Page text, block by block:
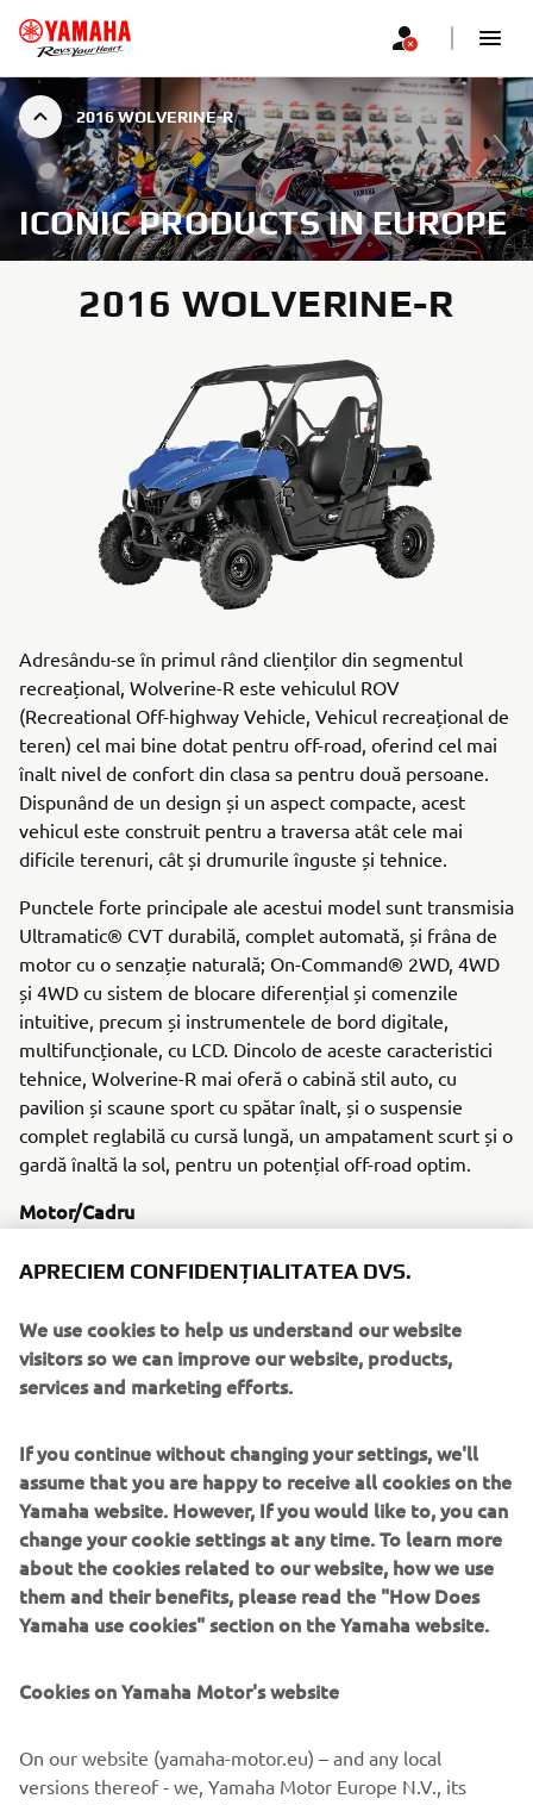
2016 WOLVERINE-R
ICONIC PRODUCTS IN EUROPE
2016 WOLVERINE-R
Adresându-se în primul rând clienților din segmentul
recreațional, Wolverine-R este vehiculul ROV
(Recreational Off-highway Vehicle, Vehicul recreațional de
teren) cel mai bine dotat pentru off-road, oferind cel mai
înalt nivel de confort din clasa sa pentru două persoane.
Dispunând de un design și un aspect compacte, acest
vehicul este construit pentru a traversa atât cele mai
dificile terenuri, cât și drumurile înguste și tehnice.
Punctele forte principale ale acestui model sunt transmisia
Ultramatic® CVT durabilă, complet automată, și frâna de
motor cu o senzație naturală; On-Command® 2WD, 4WD
și 4WD cu sistem de blocare diferențial și comenzile
intuitive, precum și instrumentele de bord digitale,
multifuncționale, cu LCD. Dincolo de aceste caracteristici
tehnice, Wolverine-R mai oferă o cabină stil auto, cu
pavilion și scaune sport cu spătar înalt, și o suspensie
complet reglabilă cu cursă lungă, un ampatament scurt și o
gardă înaltă la sol, pentru un potențial off-road optim.
Motor/Cadru
puternic, de 708 cmc, cu un singur cilindru. Șasiul și cabina
unghiuri optimizate de atac și de degajare, permițând
șoferului și pasagerului să navigheze pe terenuri extreme
și drumuri tehnice pe care alte vehicule nu au curaj să se
2016 YXZ1000R
Informațiile și/sau imaginile de pe aceste pagini web nu
pot fi utilizate în scopuri comerciale sau necomerciale fără
APRECIEM CONFIDENȚIALITATEA DVS.
We use cookies to help us understand our website
visitors so we can improve our website, products,
services and marketing efforts.
If you continue without changing your settings, we'll
assume that you are happy to receive all cookies on the
Yamaha website. However, If you would like to, you can
change your cookie settings at any time. To learn more
about the cookies related to our website, how we use
them and their benefits, please read the "How Does
Yamaha use cookies" section on the Yamaha website.
Cookies on Yamaha Motor's website
On our website (yamaha-motor.eu) – and any local
versions thereof - we, Yamaha Motor Europe N.V., its